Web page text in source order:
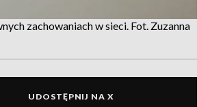
zachowaniach w sieci. Fot. Zuzanna
UDOSTĘPNIJ NA X